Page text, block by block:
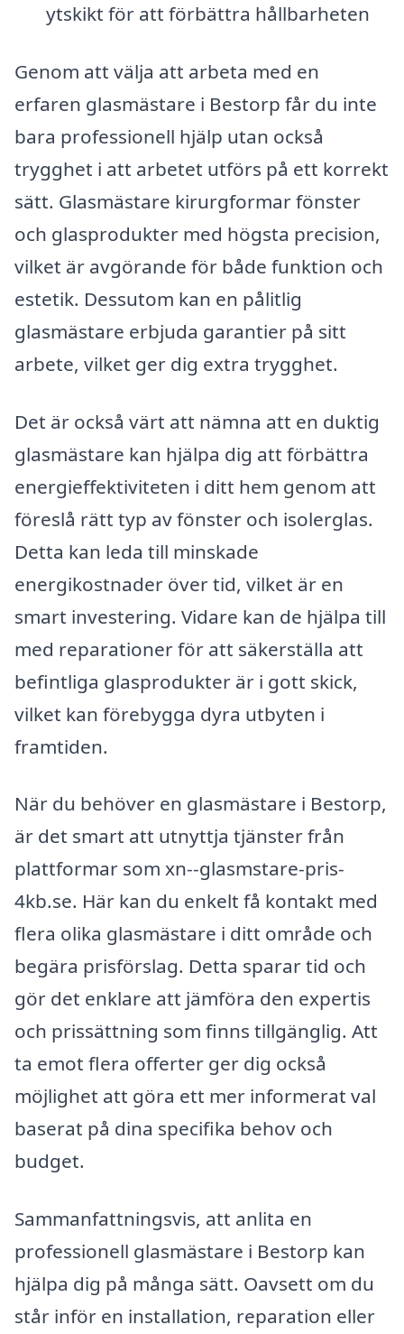
ytskikt för att förbättra hållbarheten
Genom att välja att arbeta med en
erfaren glasmästare i Bestorp får du inte
bara professionell hjälp utan också
trygghet i att arbetet utförs på ett korrekt
sätt. Glasmästare kirurgformar fönster
och glasprodukter med högsta precision,
vilket är avgörande för både funktion och
estetik. Dessutom kan en pålitlig
glasmästare erbjuda garantier på sitt
arbete, vilket ger dig extra trygghet.
Det är också värt att nämna att en duktig
glasmästare kan hjälpa dig att förbättra
energieffektiviteten i ditt hem genom att
föreslå rätt typ av fönster och isolerglas.
Detta kan leda till minskade
energikostnader över tid, vilket är en
smart investering. Vidare kan de hjälpa till
med reparationer för att säkerställa att
befintliga glasprodukter är i gott skick,
vilket kan förebygga dyra utbyten i
framtiden.
När du behöver en glasmästare i Bestorp,
är det smart att utnyttja tjänster från
plattformar som xn--glasmstare-pris-
4kb.se. Här kan du enkelt få kontakt med
flera olika glasmästare i ditt område och
begära prisförslag. Detta sparar tid och
gör det enklare att jämföra den expertis
och prissättning som finns tillgänglig. Att
ta emot flera offerter ger dig också
möjlighet att göra ett mer informerat val
baserat på dina specifika behov och
budget.
Sammanfattningsvis, att anlita en
professionell glasmästare i Bestorp kan
hjälpa dig på många sätt. Oavsett om du
står inför en installation, reparation eller